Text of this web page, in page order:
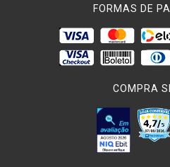
FORMAS DE
COMPRA